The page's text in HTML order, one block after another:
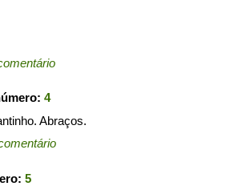
4
Abraços.
5